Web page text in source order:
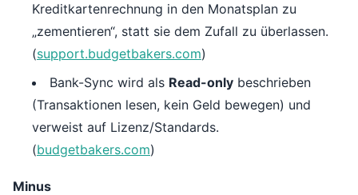
Kreditkartenrechnung in den Monatsplan zu
„zementieren“, statt sie dem Zufall zu überlassen.
(support.budgetbakers.com)
Bank-Sync wird als Read-only beschrieben
(Transaktionen lesen, kein Geld bewegen) und
verweist auf Lizenz/Standards.
(budgetbakers.com)
Minus